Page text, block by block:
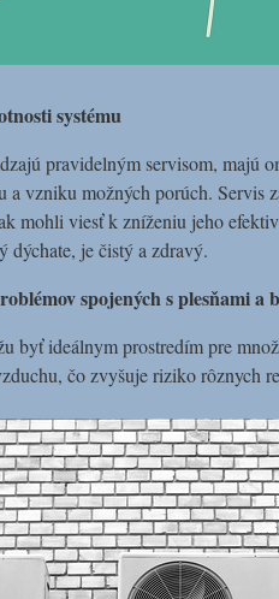
systému
pravidelným servisom, majú
a vzniku možných porúch. Servis
mohli viesť k zníženiu jeho
dýchate, je čistý a zdravý.
spojených s plesňami a
byť ideálnym prostredím pre
čo zvyšuje riziko rôznych